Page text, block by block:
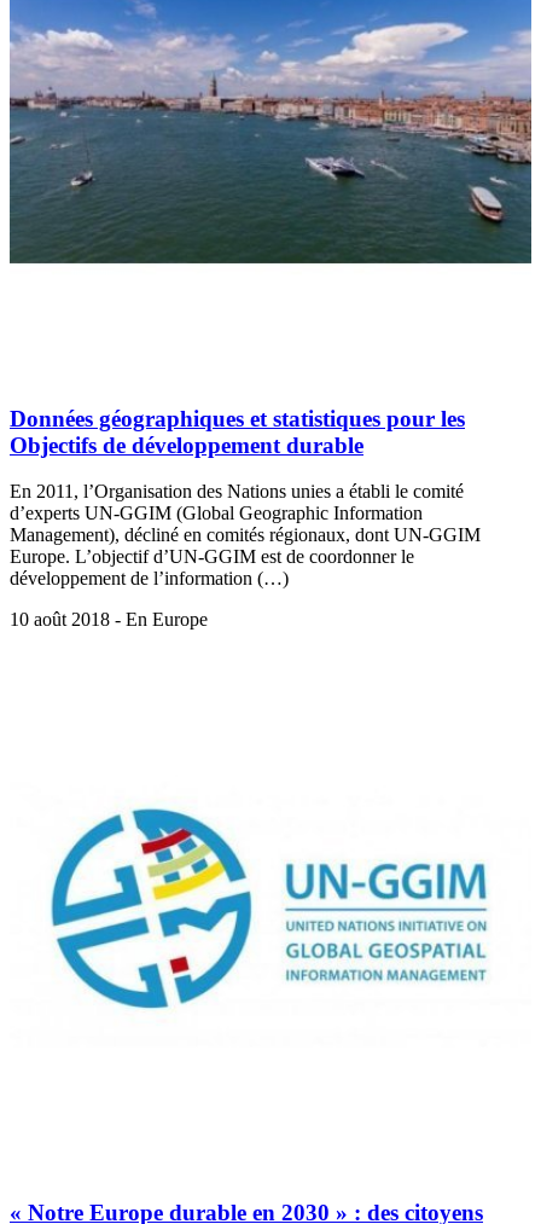
Données géographiques et statistiques pour les
Objectifs de développement durable
En 2011, l’Organisation des Nations unies a établi le comité
d’experts UN-GGIM (Global Geographic Information
Management), décliné en comités régionaux, dont UN-GGIM
Europe. L’objectif d’UN-GGIM est de coordonner le
développement de l’information (…)
10 août 2018 - En Europe
« Notre Europe durable en 2030 » : des citoyens